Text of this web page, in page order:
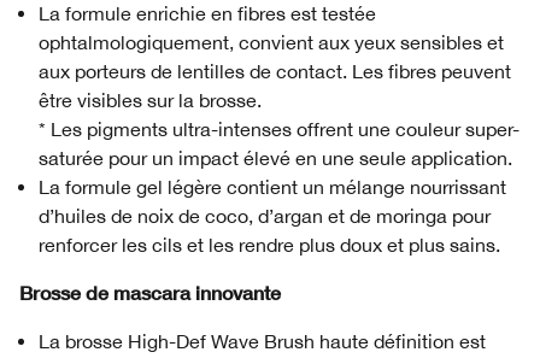
La formule enrichie en fibres est testée
ophtalmologiquement, convient aux yeux sensibles et
aux porteurs de lentilles de contact. Les fibres peuvent
être visibles sur la brosse.
* Les pigments ultra-intenses offrent une couleur super-
saturée pour un impact élevé en une seule application.
La formule gel légère contient un mélange nourrissant
d’huiles de noix de coco, d’argan et de moringa pour
renforcer les cils et les rendre plus doux et plus sains.
Brosse de mascara innovante
La brosse High-Def Wave Brush haute définition est